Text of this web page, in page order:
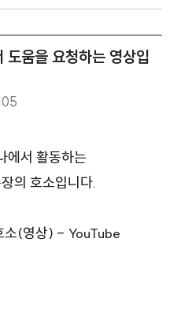
도움을 요청하는 영상입
에서 활동하는
의 호소입니다.
소(영상) - YouTube